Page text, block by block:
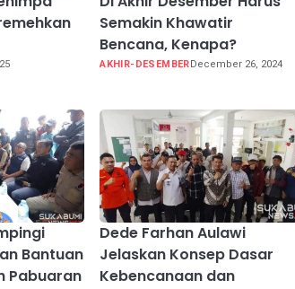
Semakin Khawatir
Bencana, Kenapa?
AKHIR-DESEMBER December 26, 2024
Bantuan
Pabuaran
Dede Farhan Aulawi
Jelaskan Konsep Dasar
Kebencanaan dan